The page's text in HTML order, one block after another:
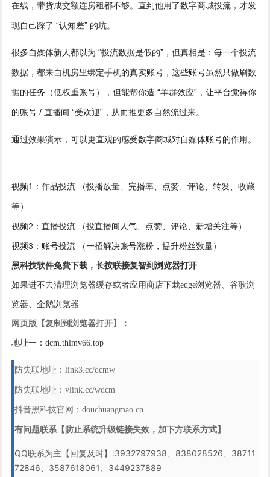
在线，带货成交额连房租都不够。直到他用了数字商城投流，才发
现自己踩了 “认知差” 的坑。
很多自媒体新人都以为 “投流数据是假的”，但真相是：每一个投流
数据，都来自机房里绑定手机的真实账号，这些账号虽然只做刷数
据的任务（低权重账号），但能帮你造 “羊群效应”，让平台觉得你
的账号 / 直播间 “受欢迎”，从而推更多自然流过来。
通过效果演示，可以更直观的感受数字商城对自媒体账号的作用。
视频1：作品投流 （投播放量、完播率、点赞、评论、转发、收藏
等）
视频2：直播投流 （投直播间人气、点赞、评论、新增关注等）
视频3：账号投流 （一招解决账号涨粉，提升粉丝数量）
黑科技软件免費下栽，长按联接复智到浏览器打开
如果进不去清理浏览器缓存或者应用商店下栽edge浏览器、谷歌浏
览器、企鹅浏览器
网页版【复制到浏览器打开】：
地址一：dcm.thlmv66.top
防失联地址：link3.cc/dcmw
防失联地址：vlink.cc/wdcm
抖音黑科技官网：douchuangmao.cn
有问题联系【防止系统升级链接失效，加下方联系方式】
QQ联系为主【回复及时】:3932797938、838028526、38711
72846、3587618061、3449237889